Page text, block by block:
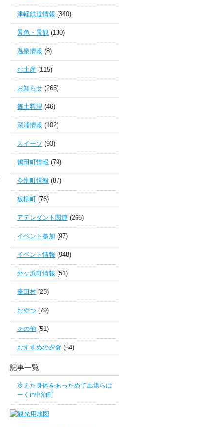
津軽鉄道情報 (340)
景色・景観 (130)
温泉情報 (8)
お土産 (115)
お知らせ (265)
郷土料理 (46)
深浦情報 (102)
スイーツ (93)
鶴田町情報 (79)
今別町情報 (87)
板柳町 (76)
アテンダント関連 (266)
イベント参加 (97)
イベント情報 (948)
外ヶ浜町情報 (51)
蓬田村 (23)
おやつ (79)
その他 (51)
おすすめの夕食 (54)
記事一覧
冷えた身体をあっためて♨湯らぱ
ーくin中泊町